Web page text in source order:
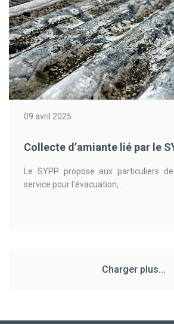
09 avril 2025
Collecte d’amiante lié par le
Le SYPP propose aux particuliers
service pour l'évacuation, ...
Charger plus...